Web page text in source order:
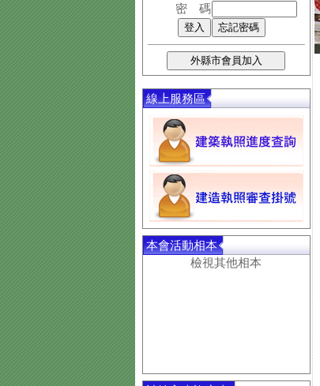
密 碼
線上服務區
本會活動相本
檢視其他相本